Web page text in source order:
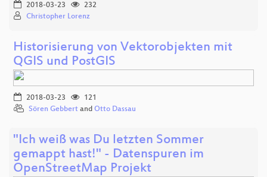
2018-03-23
232
Christopher Lorenz
Historisierung von Vektorobjekten mit
QGIS und PostGIS
2018-03-23
121
Sören Gebbert and Otto Dassau
"Ich weiß was Du letzten Sommer
gemappt hast!" - Datenspuren im
OpenStreetMap Projekt